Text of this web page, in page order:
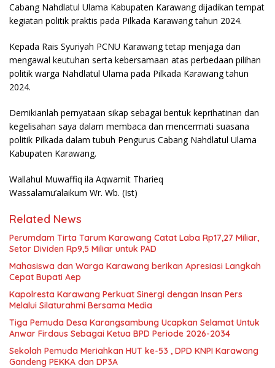
Cabang Nahdlatul Ulama Kabupaten Karawang dijadikan tempat
kegiatan politik praktis pada Pilkada Karawang tahun 2024.
Kepada Rais Syuriyah PCNU Karawang tetap menjaga dan
mengawal keutuhan serta kebersamaan atas perbedaan pilihan
politik warga Nahdlatul Ulama pada Pilkada Karawang tahun
2024.
Demikianlah pernyataan sikap sebagai bentuk keprihatinan dan
kegelisahan saya dalam membaca dan mencermati suasana
politik Pilkada dalam tubuh Pengurus Cabang Nahdlatul Ulama
Kabupaten Karawang.
Wallahul Muwaffiq ila Aqwamit Tharieq
Wassalamu’alaikum Wr. Wb. (Ist)
Related News
Perumdam Tirta Tarum Karawang Catat Laba Rp17,27 Miliar,
Setor Dividen Rp9,5 Miliar untuk PAD
Mahasiswa dan Warga Karawang berikan Apresiasi Langkah
Cepat Bupati Aep
Kapolresta Karawang Perkuat Sinergi dengan Insan Pers
Melalui Silaturahmi Bersama Media
Tiga Pemuda Desa Karangsambung Ucapkan Selamat Untuk
Anwar Firdaus Sebagai Ketua BPD Periode 2026-2034
Sekolah Pemuda Meriahkan HUT ke-53 , DPD KNPI Karawang
Gandeng PEKKA dan DP3A